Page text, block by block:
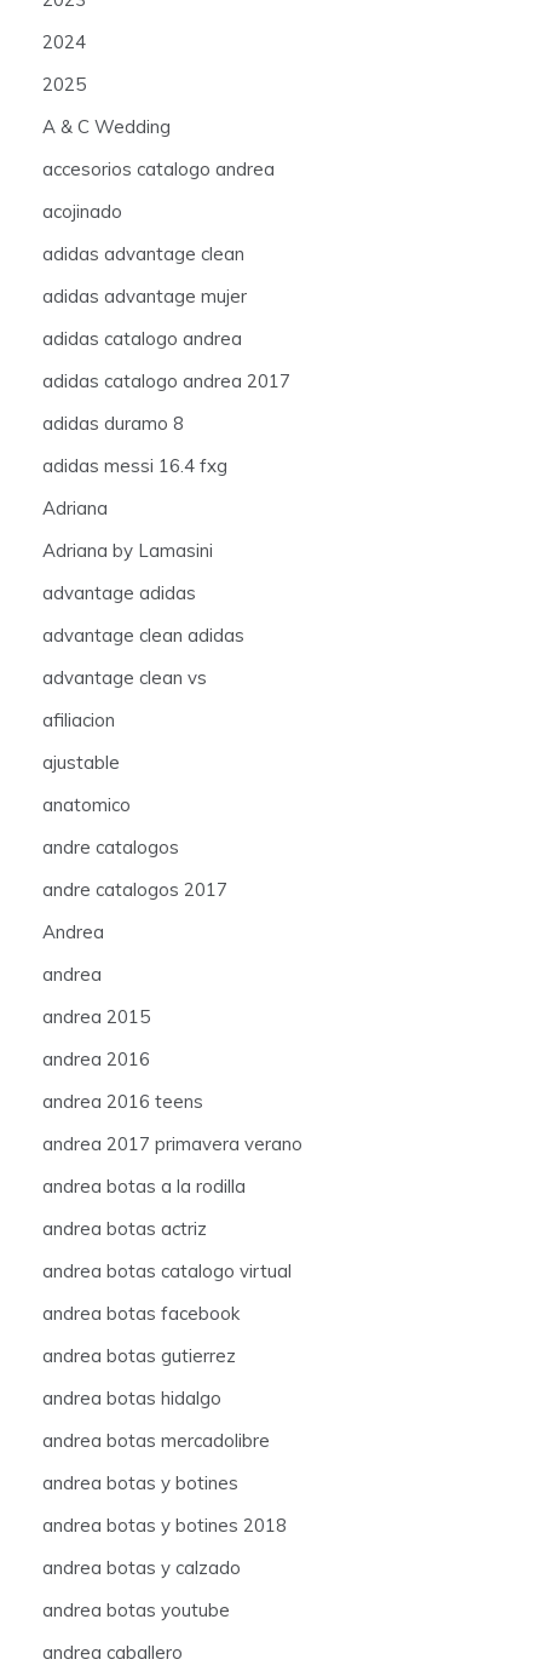
2024
2025
A & C Wedding
accesorios catalogo andrea
acojinado
adidas advantage clean
adidas advantage mujer
adidas catalogo andrea
adidas catalogo andrea 2017
adidas duramo 8
adidas messi 16.4 fxg
Adriana
Adriana by Lamasini
advantage adidas
advantage clean adidas
advantage clean vs
afiliacion
ajustable
anatomico
andre catalogos
andre catalogos 2017
Andrea
andrea
andrea 2015
andrea 2016
andrea 2016 teens
andrea 2017 primavera verano
andrea botas a la rodilla
andrea botas actriz
andrea botas catalogo virtual
andrea botas facebook
andrea botas gutierrez
andrea botas hidalgo
andrea botas mercadolibre
andrea botas y botines
andrea botas y botines 2018
andrea botas y calzado
andrea botas youtube
andrea caballero